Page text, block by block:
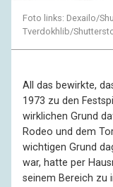
Foto links: Dexailo/
Tverdokhlib/
All das bewirkte,
1973 zu den
wirklichen Grund
Rodeo und dem
wichtigen Grund
war, hatte per
seinem Bereich zu